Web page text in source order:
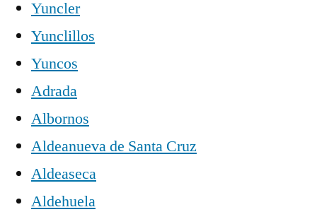
Yuncler
Yunclillos
Yuncos
Adrada
Albornos
Aldeanueva de Santa Cruz
Aldeaseca
Aldehuela